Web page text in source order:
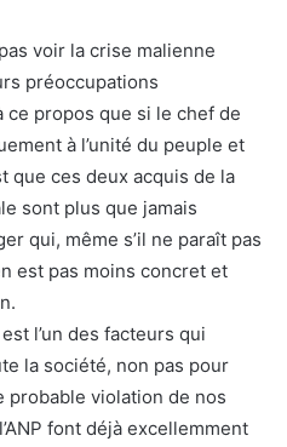
voir la crise malienne
préoccupations
propos que si le chef de
à l’unité du peuple et
que ces deux acquis de la
sont plus que jamais
qui, même s’il ne paraît pas
est pas moins concret et
l’un des facteurs qui
la société, non pas pour
probable violation de nos
font déjà excellemment